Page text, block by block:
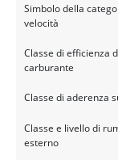
Simbolo della
velocità
Classe di efficienza
carburante
Classe di aderenza
Classe e livello di
esterno